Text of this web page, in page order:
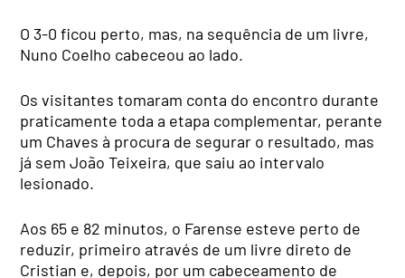
O 3-0 ficou perto, mas, na sequência de um livre,
Nuno Coelho cabeceou ao lado.
Os visitantes tomaram conta do encontro durante
praticamente toda a etapa complementar, perante
um Chaves à procura de segurar o resultado, mas
já sem João Teixeira, que saiu ao intervalo
lesionado.
Aos 65 e 82 minutos, o Farense esteve perto de
reduzir, primeiro através de um livre direto de
Cristian e, depois, por um cabeceamento de